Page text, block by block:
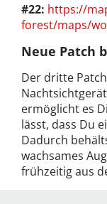
#22: https://
forest/maps/
Neue Patch
Der dritte
ermöglicht es
lässt, dass Du
Dadurch
wachsames
frühzeitig aus